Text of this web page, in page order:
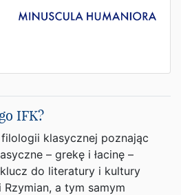
IFK?
klasycznej poznając
– grekę i łacinę –
do literatury i kultury
a tym samym